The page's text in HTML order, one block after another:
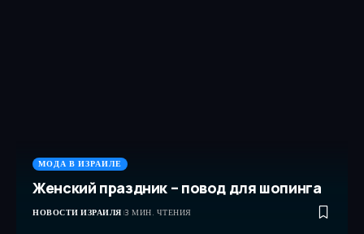
МОДА В ИЗРАИЛЕ
Женский праздник – повод для шопинга
НОВОСТИ ИЗРАИЛЯ 3 МИН. ЧТЕНИЯ